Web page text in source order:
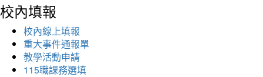
校內填報
校內線上填報
重大事件通報單
教學活動申請
115職課務選填